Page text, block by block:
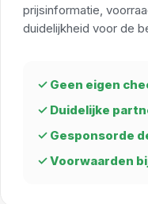
prijsinformatie,
duidelijkheid voor de
✓ Geen eigen
✓ Duidelijke
✓ Gesponsorde
✓ Voorwaarden